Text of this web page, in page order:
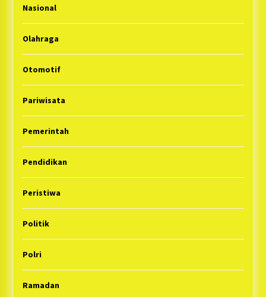
Nasional
Olahraga
Otomotif
Pariwisata
Pemerintah
Pendidikan
Peristiwa
Politik
Polri
Ramadan